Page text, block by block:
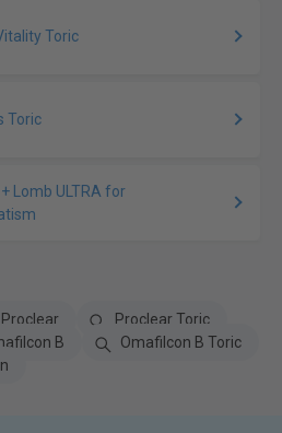
Toric
Toric
Lomb ULTRA for
Proclear
Proclear Toric
B
Omafilcon B Toric